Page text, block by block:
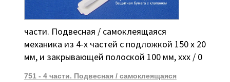
части. Подвесная / самоклеящаяся
механика из 4-х частей с подложкой 150 х 20
мм, и закрывающей полоской 100 мм, ххх / 0
751 - 4 части. Подвесная / самоклеящаяся